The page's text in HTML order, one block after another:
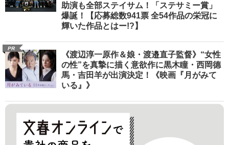
助演も全部ステイサム！「ステサミー賞」
爆誕！【応募総数941票 全54作品の栄冠に
輝いた作品とはー!?】
PR
《渡辺淳一原作＆娘・渡邉直子監督》“女性
の性”を真摯に描く意欲作に黒木瞳・西岡德
馬・吉田羊が出演決定！《映画『月がみて
いる』》